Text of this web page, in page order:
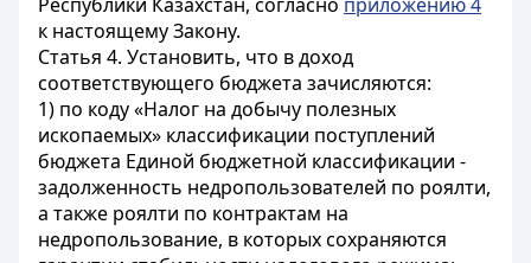
к настоящему Закону.
Статья 4. Установить, что в доход
соответствующего бюджета зачисляются:
1) по коду «Налог на добычу полезных
ископаемых» классификации поступлений
бюджета Единой бюджетной классификации -
задолженность недропользователей по роялти,
а также роялти по контрактам на
недропользование, в которых сохраняются